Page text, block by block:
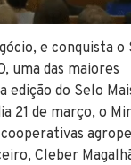
e conquista o
uma das maiores
edição do Selo
21 de março, o
Cleber